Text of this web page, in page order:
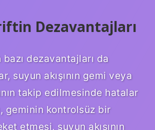
Dezavantajları
dezavantajları da
suyun akışının gemi veya
takip edilmesinde hatalar
geminin kontrolsüz bir
etmesi, suyun akışının